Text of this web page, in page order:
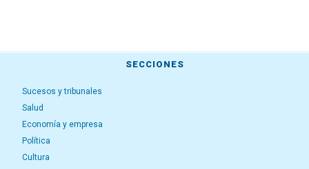
SECCIONES
Sucesos y tribunales
Salud
Economía y empresa
Política
Cultura